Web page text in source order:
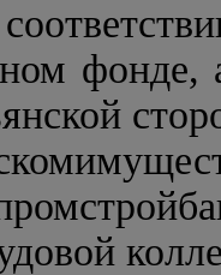
фонде,